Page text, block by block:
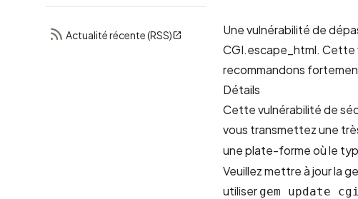
Actualité récente (RSS)
Une vulnérabilité de
CGI.escape_html. Cette
recommandons
Détails
Cette vulnérabilité de
vous transmettez une
une plate-forme où le
Veuillez mettre à jour la
utiliser gem update cgi